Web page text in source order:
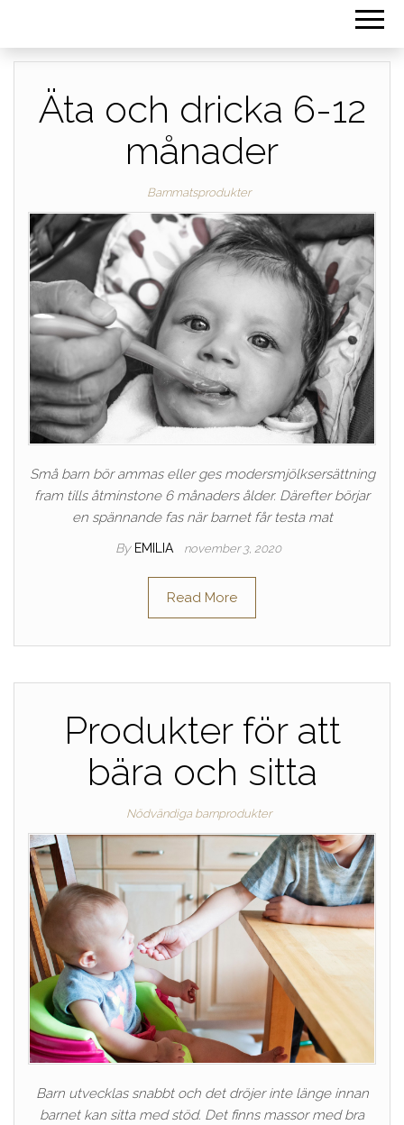
Äta och dricka 6-12
månader
Barnmatsprodukter
Små barn bör ammas eller ges modersmjölksersättning
fram tills åtminstone 6 månaders ålder. Därefter börjar
en spännande fas när barnet får testa mat
By EMILIA november 3, 2020
Read More
Produkter för att
bära och sitta
Nödvändiga barnprodukter
Barn utvecklas snabbt och det dröjer inte länge innan
barnet kan sitta med stöd. Det finns massor med bra